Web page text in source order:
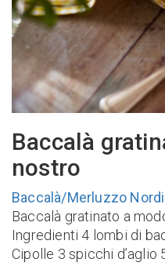
Baccalà
nostro
Baccalà/Merluzzo
Baccalà gratinato a
Ingredienti 4 lombi di
Cipolle 3 spicchi d’aglio